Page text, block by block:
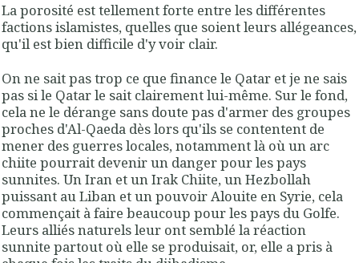
La porosité est tellement forte entre les différentes
factions islamistes, quelles que soient leurs allégeances,
qu'il est bien difficile d'y voir clair.
On ne sait pas trop ce que finance le Qatar et je ne sais
pas si le Qatar le sait clairement lui-même. Sur le fond,
cela ne le dérange sans doute pas d'armer des groupes
proches d'Al-Qaeda dès lors qu'ils se contentent de
mener des guerres locales, notamment là où un arc
chiite pourrait devenir un danger pour les pays
sunnites. Un Iran et un Irak Chiite, un Hezbollah
puissant au Liban et un pouvoir Alouite en Syrie, cela
commençait à faire beaucoup pour les pays du Golfe.
Leurs alliés naturels leur ont semblé la réaction
sunnite partout où elle se produisait, or, elle a pris à